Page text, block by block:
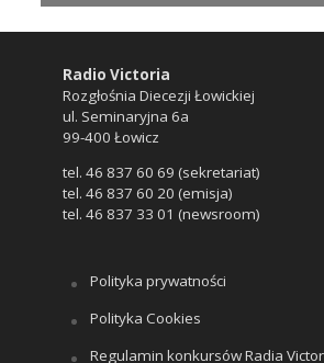
Radio Victoria
Rozgłośnia Diecezji Łowickiej
ul. Seminaryjna 6a
99-400 Łowicz
tel. 46 837 60 69 (sekretariat)
tel. 46 837 60 20 (emisja)
tel. 46 837 33 01 (newsroom)
Polityka prywatności
Polityka Cookies
Regulamin konkursów Radia